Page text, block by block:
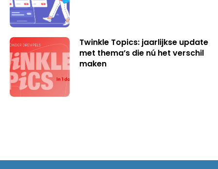
Twinkle Topics: jaarlijkse update
met thema’s die nú het verschil
maken